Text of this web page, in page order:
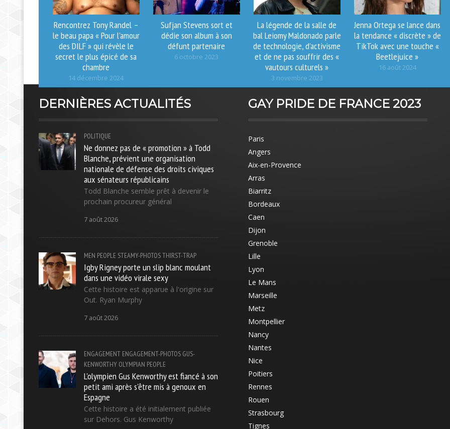
Rencontrez Tony Randel –
le beau papa « Pour l'amour
des DILF » qui révèle le
secret le plus épicé de sa
chambre
14 décembre 2024
Sufjan Stevens sort et
dédie son album à son
défunt partenaire
6 octobre 2023
La légende de la salle de
bal Leiomy Maldonado parle
de technologie, d’activisme
et de ne pas souffrir des «
vautours culturels »
3 novembre 2023
Jenna Ortega se lance dans
la tendance « discrète » de
TikTok avec une touche «
Beetlejuice »
16 août 2024
DERNIÈRES ACTUALITÉS
POLITIQUE
Ne donnez pas de « promotion » à Todd
Blanche, prévient une organisation
nationale de défense des droits civiques
aux sénateurs républicains
Todd Blanche semble prêt à devenir le
prochain procureur général
7 août 2026
MEN PEOPLE STEAMY-PHOTOSTHIRST-TRAP
Igby Rigney porte un slip blanc moulant
dans une vidéo virale sexy
Cette histoire est apparue à l'origine sur
Out. Ryan Murphy
7 août 2026
ENGAGEMENT ENGAGEMENT-PHOTOS GUS-
KENWORTHY OLYMPIAN PEOPLE
L'olympien Gus Kenworthy est fiancé à son
petit ami après s'être mis à genoux en
Espagne
Cette histoire a été initialement publiée
sur Dehors. Gus Kenworthy
GAY PRIDE DE FRANCE 2023
Paris
Angers
Aix-en-Provence
Arras
Biarritz
Bordeaux
Caen
Dijon
Grenoble
Lille
Lyon
Le Mans
Marseille
Metz
Montpellier
Nancy
Nantes
Nice
Poitiers
Rennes
Rouen
Strasbourg
Tignes